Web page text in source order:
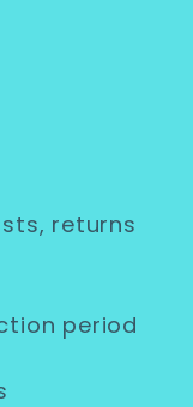
returns
period